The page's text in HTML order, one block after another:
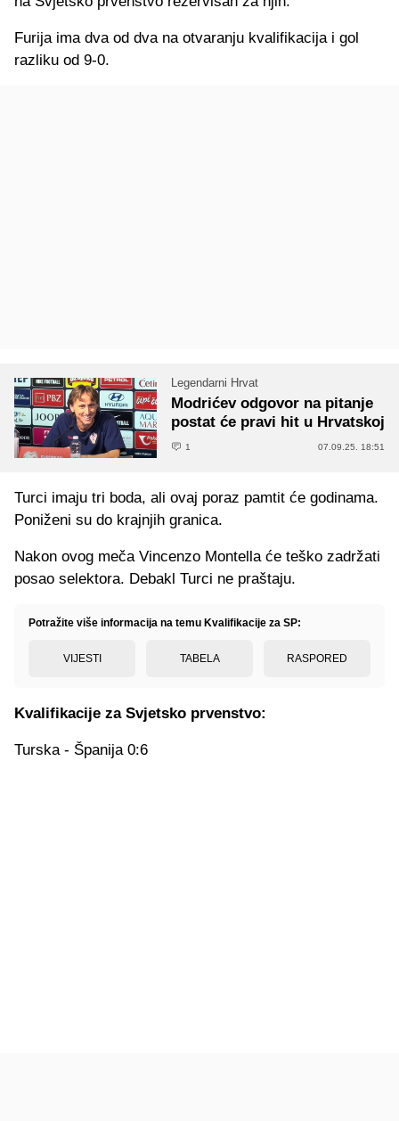
Furija ima dva od dva na otvaranju kvalifikacija i gol
razliku od 9-0.
Legendarni Hrvat
Modrićev odgovor na pitanje
postat će pravi hit u Hrvatskoj
1 07.09.25. 18:51
Turci imaju tri boda, ali ovaj poraz pamtit će godinama.
Poniženi su do krajnjih granica.
Nakon ovog meča Vincenzo Montella će teško zadržati
posao selektora. Debakl Turci ne praštaju.
Potražite više informacija na temu Kvalifikacije za SP:
VIJESTI TABELA RASPORED
Kvalifikacije za Svjetsko prvenstvo:
Turska - Španija 0:6